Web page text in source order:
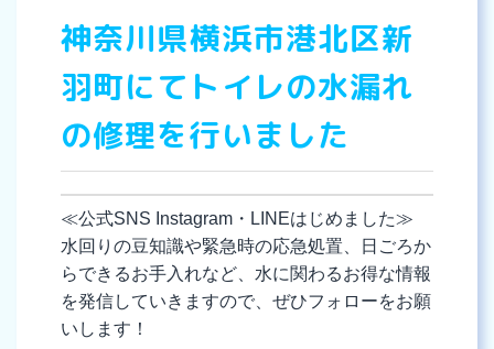
神奈川県横浜市港北区新
羽町にてトイレの水漏れ
の修理を行いました
≪公式SNS Instagram・LINEはじめました≫
水回りの豆知識や緊急時の応急処置、日ごろか
らできるお手入れなど、水に関わるお得な情報
を発信していきますので、ぜひフォローをお願
いします！